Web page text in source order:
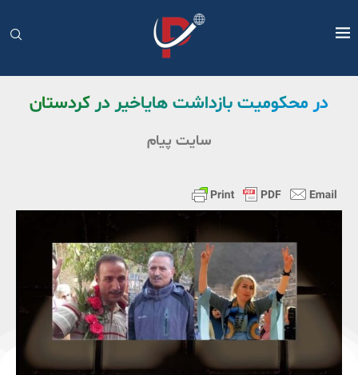
در محکومیت بازداشت هایاخیر در کردستان
سایت پیام